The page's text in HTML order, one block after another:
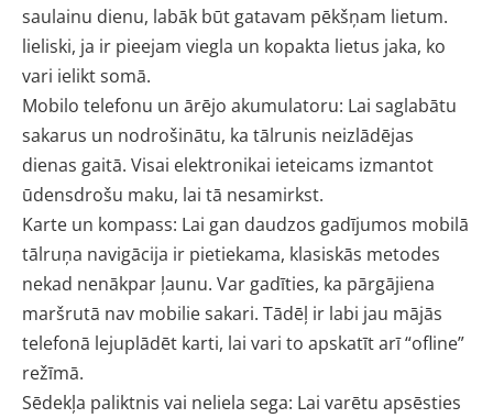
saulainu dienu, labāk būt gatavam pēkšņam lietum.
lieliski, ja ir pieejam viegla un kopakta lietus jaka, ko
vari ielikt somā.
Mobilo telefonu un ārējo akumulatoru: Lai saglabātu
sakarus un nodrošinātu, ka tālrunis neizlādējas
dienas gaitā. Visai elektronikai ieteicams izmantot
ūdensdrošu maku, lai tā nesamirkst.
Karte un kompass: Lai gan daudzos gadījumos mobilā
tālruņa navigācija ir pietiekama, klasiskās metodes
nekad nenākpar ļaunu. Var gadīties, ka pārgājiena
maršrutā nav mobilie sakari. Tādēļ ir labi jau mājās
telefonā lejuplādēt karti, lai vari to apskatīt arī “ofline”
režīmā.
Sēdekļa paliktnis vai neliela sega: Lai varētu apsēsties